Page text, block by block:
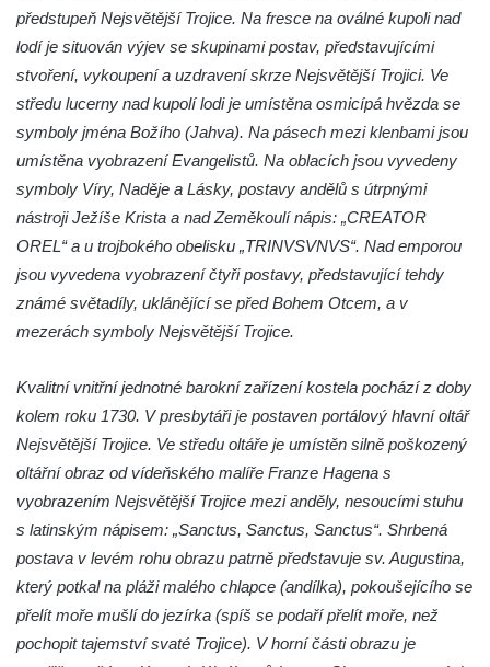
Kaple svatého Jana Nepomuckého na
Chloumečku v Mělníku
Hřbitovní kaple v Trávníku
Hřbitovní kaple ve Svoru
Kaple na rozcestí v jižní části Budyně nad
Ohří
Kaple u domu čp. 51 v Roudníčku
Kaple v Brníkově
Kostel svatého Floriána v Podbradci
Kaple na západním okraji Ředhoště
Kaple severně od Ředhoště
Kostel Nanebevzetí Panny Marie v Horním
Jiřetíně
Kostel Nanebevzetí Panny Marie v
Postoloprtech
Hřbitovní kaple v Postoloprtech
předstupeň Nejsvětější Trojice. Na fresce na oválné kupoli nad
lodí je situován výjev se skupinami postav, představujícími
stvoření, vykoupení a uzdravení skrze Nejsvětější Trojici. Ve
středu lucerny nad kupolí lodi je umístěna osmicípá hvězda se
symboly jména Božího (Jahva). Na pásech mezi klenbami jsou
umístěna vyobrazení Evangelistů. Na oblacích jsou vyvedeny
symboly Víry, Naděje a Lásky, postavy andělů s útrpnými
nástroji Ježíše Krista a nad Zeměkoulí nápis: „CREATOR
OREL“ a u trojbokého obelisku „TRINVSVNVS“. Nad emporou
jsou vyvedena vyobrazení čtyři postavy, představující tehdy
známé světadíly, uklánějící se před Bohem Otcem, a v
mezerách symboly Nejsvětější Trojice.
Kvalitní vnitřní jednotné barokní zařízení kostela pochází z doby
kolem roku 1730. V presbytáři je postaven portálový hlavní oltář
Nejsvětější Trojice. Ve středu oltáře je umístěn silně poškozený
oltářní obraz od vídeňského malíře Franze Hagena s
vyobrazením Nejsvětější Trojice mezi anděly, nesoucími stuhu
s latinským nápisem: „Sanctus, Sanctus, Sanctus“. Shrbená
postava v levém rohu obrazu patrně představuje sv. Augustina,
který potkal na pláži malého chlapce (andílka), pokoušejícího se
přelít moře mušlí do jezírka (spíš se podaří přelít moře, než
pochopit tajemství svaté Trojice). V horní části obrazu je